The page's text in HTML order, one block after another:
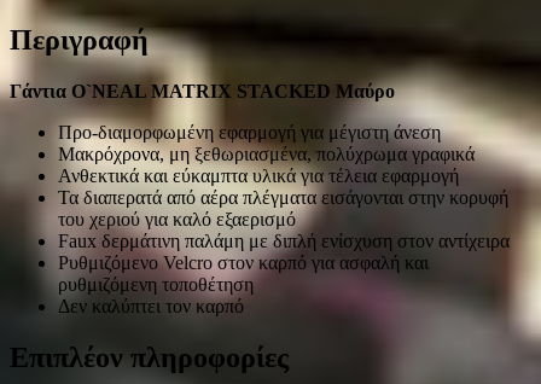
Περιγραφή
Γάντια O`NEAL MATRIX STACKED Μαύρο
Προ-διαμορφωμένη εφαρμογή για μέγιστη άνεση
Μακρόχρονα, μη ξεθωριασμένα, πολύχρωμα γραφικά
Ανθεκτικά και εύκαμπτα υλικά για τέλεια εφαρμογή
Τα διαπερατά από αέρα πλέγματα εισάγονται στην κορυφή
του χεριού για καλό εξαερισμό
Faux δερμάτινη παλάμη με διπλή ενίσχυση στον αντίχειρα
Ρυθμιζόμενο Velcro στον καρπό για ασφαλή και
ρυθμιζόμενη τοποθέτηση
Δεν καλύπτει τον καρπό
Επιπλέον πληροφορίες